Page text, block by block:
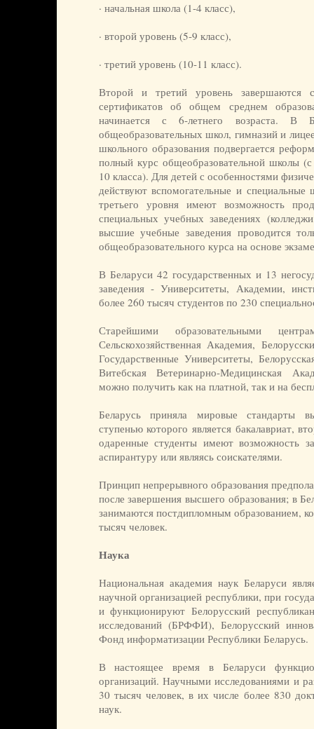
· начальная школа (1-4 класс),
· второй уровень (5-9 класс),
· третий уровень (10-11 класс).
Второй и третий уровень завершаются
сертификатов об общем среднем
начинается с 6-летнего возраста. В
общеобразовательных школ, гимназий и
школьного образования подвергается
полный курс общеобразовательной школы
10 класса). Для детей с особенностями
действуют вспомогательные и
третьего уровня имеют возможность
специальных учебных заведениях
высшие учебные заведения проводится
общеобразовательного курса на основе
В Беларуси 42 государственных и 13
заведения - Университеты, Академии,
более 260 тысяч студентов по 230
Старейшими образовательными
Сельскохозяйственная Академия,
Государственные Университеты,
Витебская Ветеринарно-Медицинская
можно получить как на платной, так и на
Беларусь приняла мировые стандарты
ступенью которого является бакалавриат,
одаренные студенты имеют возможность
аспирантуру или являясь соискателями.
Принцип непрерывного образования
после завершения высшего образования; в
занимаются постдипломным образованием,
тысяч человек.
Наука
Национальная академия наук Беларуси
научной организацией республики, при
и функционируют Белорусский
исследований (БРФФИ), Белорусский
Фонд информатизации Республики Беларусь.
В настоящее время в Беларуси
организаций. Научными исследованиями и
30 тысяч человек, в их числе более 830
наук.